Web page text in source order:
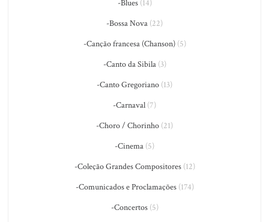
-Blues(14)
-Bossa Nova (22)
-Canção francesa (Chanson)(5)
-Canto da Sibila(3)
-Canto Gregoriano (13)
-Carnaval (7)
-Choro / Chorinho (21)
-Cinema (5)
-Coleção Grandes Compositores(12)
-Comunicados e Proclamações(174)
-Concertos(5)